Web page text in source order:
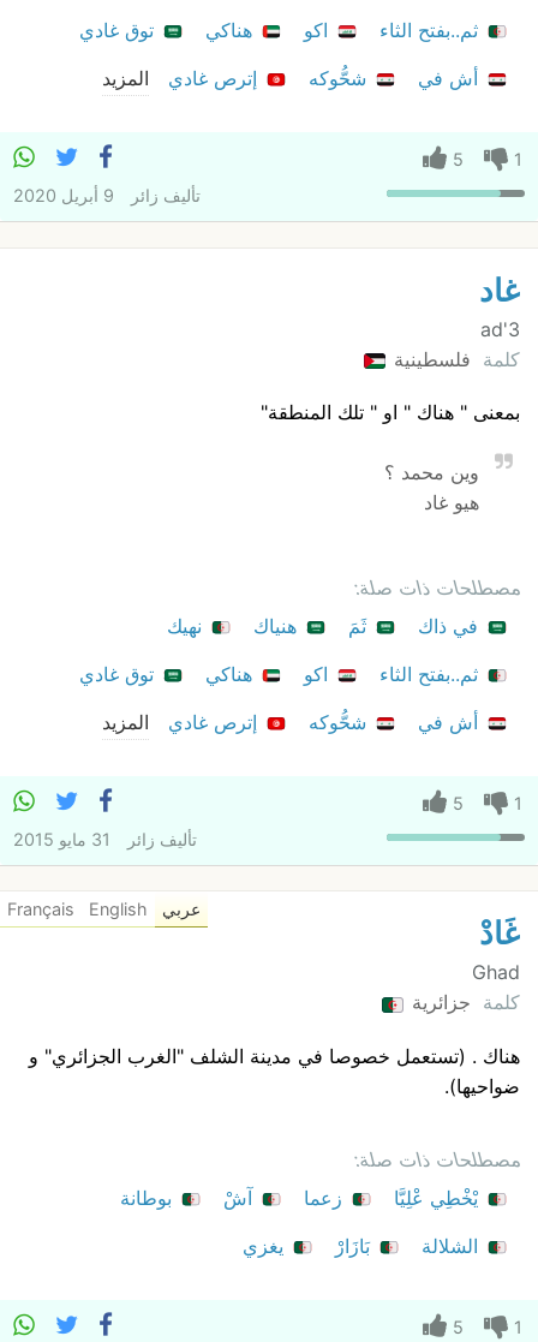
ثم..بفتح الثاء
اكو هناكي
توق غادي
أش في
شحُّوكه إترص غادي المزيد
1
5
تأليف زائر 9 أبريل 2020
غاد
3'ad
كلمة فلسطينية
بمعنى " هناك " او " تلك المنطقة"
وين محمد ؟
هيو غاد
مصطلحات ذات صلة:
في ذاك
ثَمَ هنياك
نهيك
ثم..بفتح الثاء
اكو هناكي
توق غادي
أش في
شحُّوكه إترص غادي المزيد
1
5
تأليف زائر 31 مايو 2015
غَادْ
Ghad
كلمة جزائرية
هناك . (تستعمل خصوصا في مدينة الشلف "الغرب الجزائري" و
ضواحيها).
عربي English
Français
مصطلحات ذات صلة:
يْخْطِي عْلِيَّا
زعما آشْ
بوطانة
الشلالة
بَازَارْ يغزي
1
5